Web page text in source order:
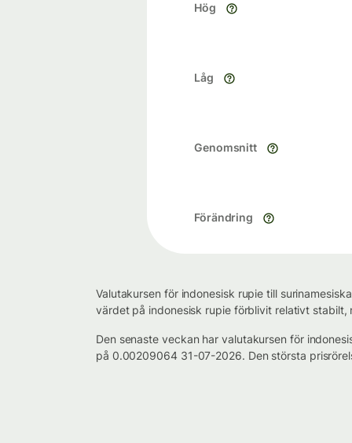
Hög
Låg
Genomsnitt
Förändring
Valutakursen för indonesisk rupie till
värdet på indonesisk rupie förblivit relativt
Den senaste veckan har valutakursen för
på 0.00209064 31-07-2026. Den största